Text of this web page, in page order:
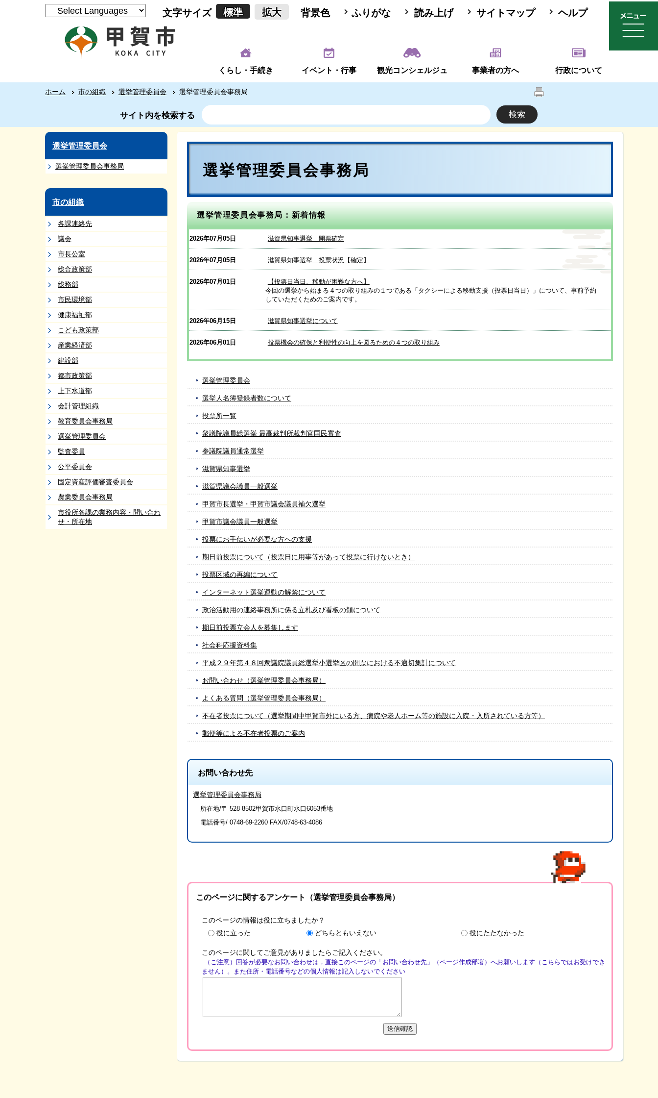
文字サイズ 標準 拡大 背景色 ふりがな 読み上げ サイトマップ ヘルプ
くらし・手続き イベント・行事 観光コンシェルジュ 事業者の方へ 行政について
ホーム 市の組織 選挙管理委員会 選挙管理委員会事務局
サイト内を検索する
選挙管理委員会
選挙管理委員会事務局
市の組織
各課連絡先
議会
市長公室
総合政策部
総務部
市民環境部
健康福祉部
こども政策部
産業経済部
建設部
都市政策部
上下水道部
会計管理組織
教育委員会事務局
選挙管理委員会
監査委員
公平委員会
固定資産評価審査委員会
農業委員会事務局
市役所各課の業務内容・問い合わ
せ・所在地
選挙管理委員会事務局
選挙管理委員会事務局：新着情報
2026年07月05日 滋賀県知事選挙 開票確定
2026年07月05日 滋賀県知事選挙 投票状況【確定】
2026年07月01日
【投票日当日、移動が困難な方へ】
今回の選挙から始まる４つの取り組みの１つである「タクシーによる移動支援（投票日当日）」について、事前予約
していただくためのご案内です。
2026年06月15日 滋賀県知事選挙について
2026年06月01日 投票機会の確保と利便性の向上を図るための４つの取り組み
選挙管理委員会
選挙人名簿登録者数について
投票所一覧
衆議院議員総選挙 最高裁判所裁判官国民審査
参議院議員通常選挙
滋賀県知事選挙
滋賀県議会議員一般選挙
甲賀市長選挙・甲賀市議会議員補欠選挙
甲賀市議会議員一般選挙
投票にお手伝いが必要な方への支援
期日前投票について（投票日に用事等があって投票に行けないとき）
投票区域の再編について
インターネット選挙運動の解禁について
政治活動用の連絡事務所に係る立札及び看板の類について
期日前投票立会人を募集します
社会科応援資料集
平成２９年第４８回衆議院議員総選挙小選挙区の開票における不適切集計について
お問い合わせ（選挙管理委員会事務局）
よくある質問（選挙管理委員会事務局）
不在者投票について（選挙期間中甲賀市外にいる方、病院や老人ホーム等の施設に入院・入所されている方等）
郵便等による不在者投票のご案内
お問い合わせ先
選挙管理委員会事務局
所在地/〒 528-8502甲賀市水口町水口6053番地
電話番号/ 0748-69-2260 FAX/0748-63-4086
このページに関するアンケート（選挙管理委員会事務局）
このページの情報は役に立ちましたか？
役に立った
どちらともいえない 役にたたなかった
このページに関してご意見がありましたらご記入ください。
（ご注意）回答が必要なお問い合わせは，直接このページの「お問い合わせ先」（ページ作成部署）へお願いします（こちらではお受けでき
ません）。また住所・電話番号などの個人情報は記入しないでください